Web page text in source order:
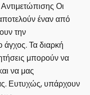
Οι
έναν από
την
άγχος. Τα διαρκή
μπορούν να
να μας
Ευτυχώς, υπάρχουν